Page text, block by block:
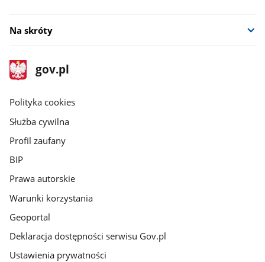
Na skróty
stopka
gov.pl
Strona
gov.pl
gov.pl
Polityka cookies
Służba cywilna
Profil zaufany
BIP
Prawa autorskie
Warunki korzystania
Geoportal
Deklaracja dostępności serwisu Gov.pl
Ustawienia prywatności